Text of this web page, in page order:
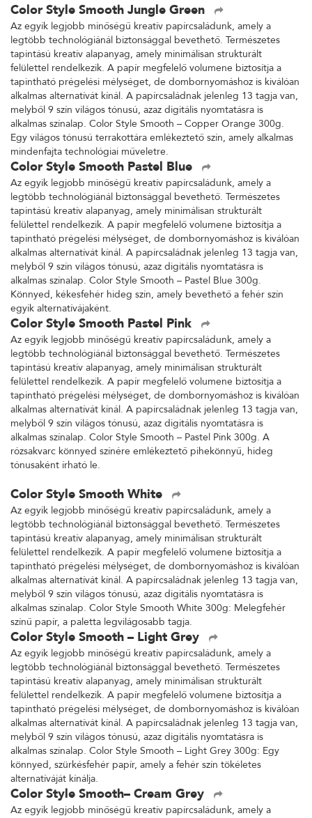
Color Style Smooth Jungle Green
Az egyik legjobb minőségű kreatív papírcsaládunk, amely a
legtöbb technológiánál biztonsággal bevethető. Természetes
tapintású kreatív alapanyag, amely minimálisan strukturált
felülettel rendelkezik. A papír megfelelő volumene biztosítja a
tapintható prégelési mélységet, de dombornyomáshoz is kiválóan
alkalmas alternatívát kínál. A papírcsaládnak jelenleg 13 tagja van,
melyből 9 szín világos tónusú, azaz digitális nyomtatásra is
alkalmas színalap. Color Style Smooth – Copper Orange 300g.
Egy világos tónusú terrakottára emlékeztető szín, amely alkalmas
mindenfajta technológiai műveletre.
Color Style Smooth Pastel Blue
Az egyik legjobb minőségű kreatív papírcsaládunk, amely a
legtöbb technológiánál biztonsággal bevethető. Természetes
tapintású kreatív alapanyag, amely minimálisan strukturált
felülettel rendelkezik. A papír megfelelő volumene biztosítja a
tapintható prégelési mélységet, de dombornyomáshoz is kiválóan
alkalmas alternatívát kínál. A papírcsaládnak jelenleg 13 tagja van,
melyből 9 szín világos tónusú, azaz digitális nyomtatásra is
alkalmas színalap. Color Style Smooth – Pastel Blue 300g.
Könnyed, kékesfehér hideg szín, amely bevethető a fehér szín
egyik alternatívájaként.
Color Style Smooth Pastel Pink
Az egyik legjobb minőségű kreatív papírcsaládunk, amely a
legtöbb technológiánál biztonsággal bevethető. Természetes
tapintású kreatív alapanyag, amely minimálisan strukturált
felülettel rendelkezik. A papír megfelelő volumene biztosítja a
tapintható prégelési mélységet, de dombornyomáshoz is kiválóan
alkalmas alternatívát kínál. A papírcsaládnak jelenleg 13 tagja van,
melyből 9 szín világos tónusú, azaz digitális nyomtatásra is
alkalmas színalap. Color Style Smooth – Pastel Pink 300g. A
rózsakvarc könnyed színére emlékeztető pihekönnyű, hideg
tónusaként írható le.
Color Style Smooth White
Az egyik legjobb minőségű kreatív papírcsaládunk, amely a
legtöbb technológiánál biztonsággal bevethető. Természetes
tapintású kreatív alapanyag, amely minimálisan strukturált
felülettel rendelkezik. A papír megfelelő volumene biztosítja a
tapintható prégelési mélységet, de dombornyomáshoz is kiválóan
alkalmas alternatívát kínál. A papírcsaládnak jelenleg 13 tagja van,
melyből 9 szín világos tónusú, azaz digitális nyomtatásra is
alkalmas színalap. Color Style Smooth White 300g: Melegfehér
színű papír, a paletta legvilágosabb tagja.
Color Style Smooth – Light Grey
Az egyik legjobb minőségű kreatív papírcsaládunk, amely a
legtöbb technológiánál biztonsággal bevethető. Természetes
tapintású kreatív alapanyag, amely minimálisan strukturált
felülettel rendelkezik. A papír megfelelő volumene biztosítja a
tapintható prégelési mélységet, de dombornyomáshoz is kiválóan
alkalmas alternatívát kínál. A papírcsaládnak jelenleg 13 tagja van,
melyből 9 szín világos tónusú, azaz digitális nyomtatásra is
alkalmas színalap. Color Style Smooth – Light Grey 300g: Egy
könnyed, szürkésfehér papír, amely a fehér szín tökéletes
alternatíváját kínálja.
Color Style Smooth– Cream Grey
Az egyik legjobb minőségű kreatív papírcsaládunk, amely a